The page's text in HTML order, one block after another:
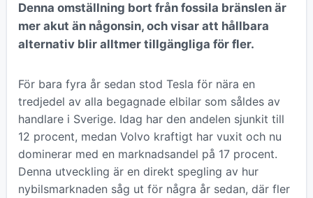
Denna omställning bort från fossila bränslen är
mer akut än någonsin, och visar att hållbara
alternativ blir alltmer tillgängliga för fler.
För bara fyra år sedan stod Tesla för nära en
tredjedel av alla begagnade elbilar som såldes av
handlare i Sverige. Idag har den andelen sjunkit till
12 procent, medan Volvo kraftigt har vuxit och nu
dominerar med en marknadsandel på 17 procent.
Denna utveckling är en direkt spegling av hur
nybilsmarknaden såg ut för några år sedan, där fler